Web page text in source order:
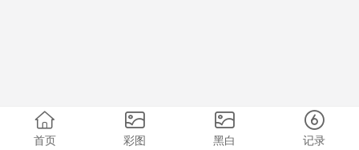
首页 彩图 黑白 记录